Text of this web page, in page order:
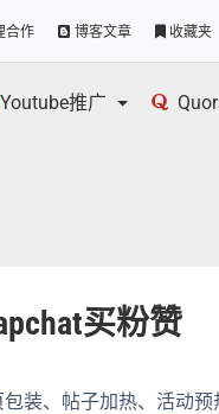
合作 博客文章 收藏夹
Youtube推广
买粉赞
装、帖子加热、活动预